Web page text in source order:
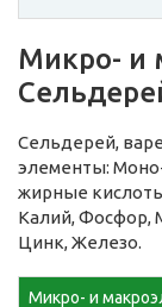
Микро- и
Сельдерей,
элементы:
жирные
Калий, Фосфор,
Цинк, Железо.
Микро- и